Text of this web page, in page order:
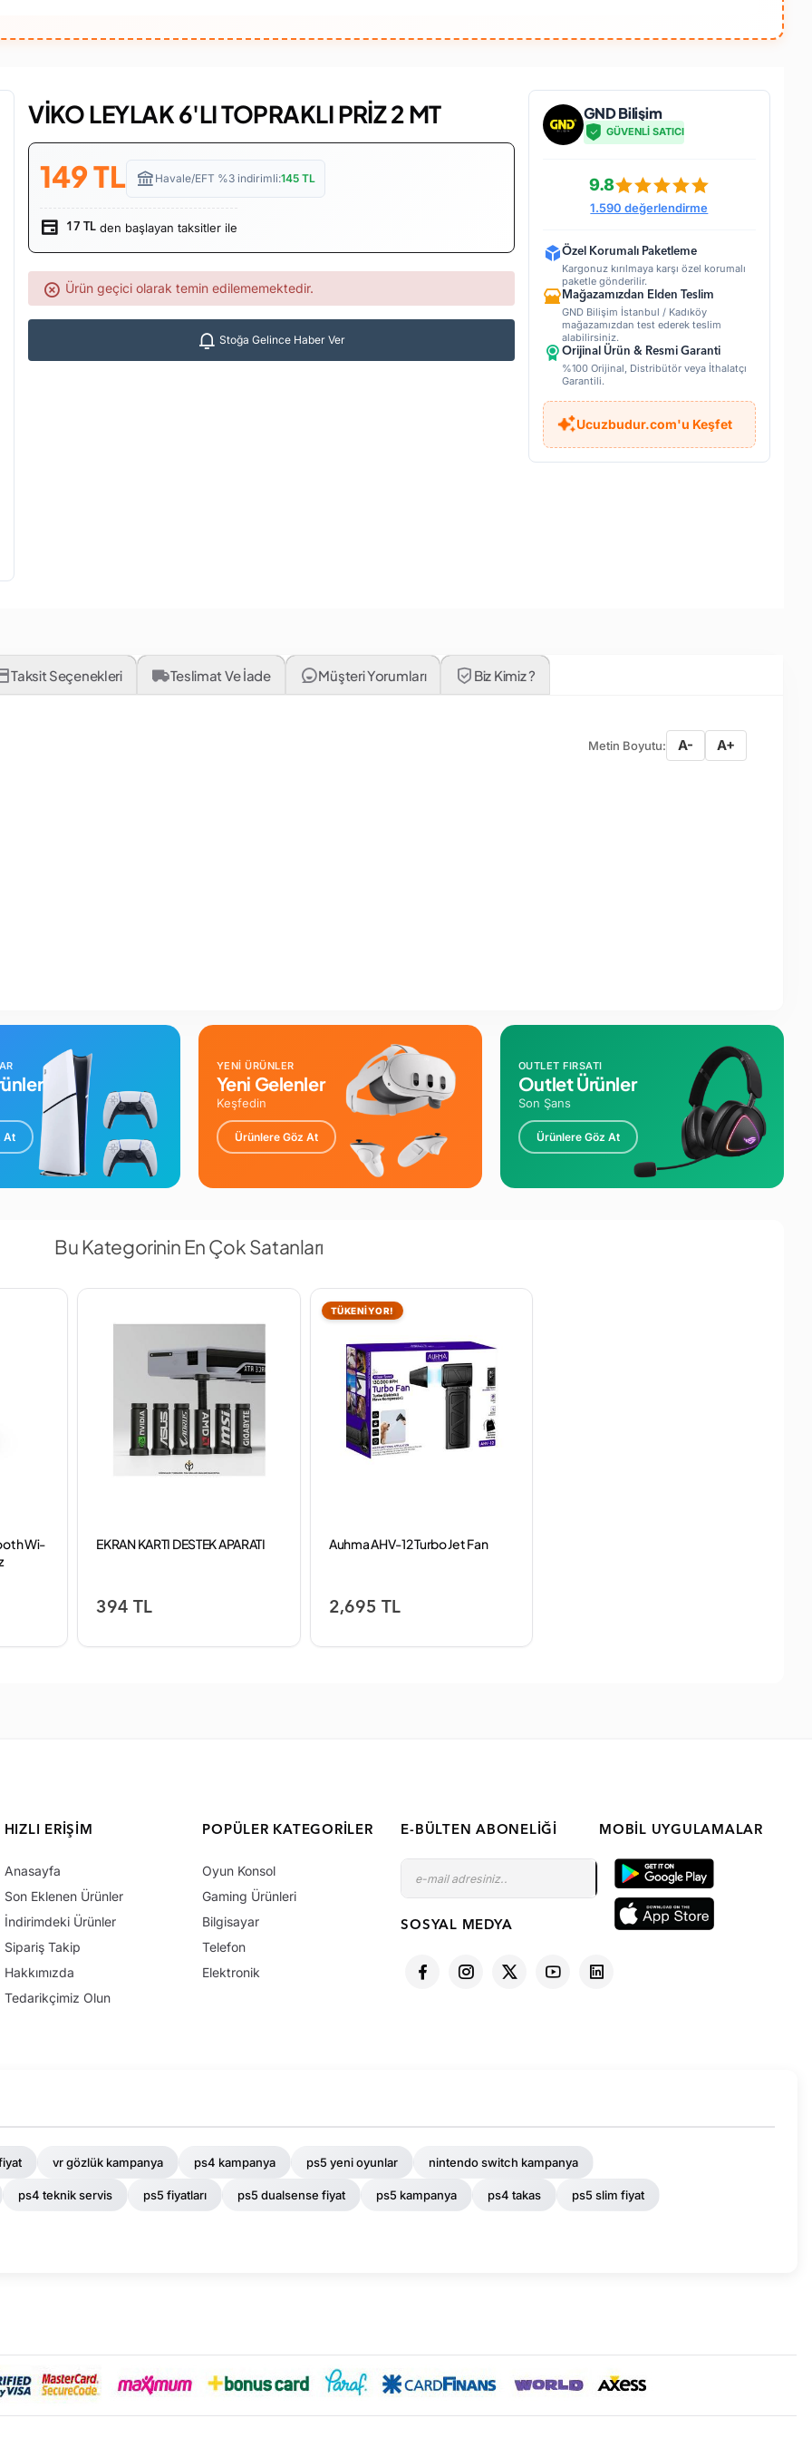
VİKO LEYLAK 6'LI TOPRAKLI PRİZ 2 MT
149TL Havale/EFT %3 indirimli:145 TL
17 TL den başlayan taksitler ile
Ürün geçici olarak temin edilememektedir.
Stoğa Gelince Haber Ver
GND Bilişim
GÜVENLİ SATICI
9.8
1.590 değerlendirme
Özel Korumalı Paketleme
Kargonuz kırılmaya karşı özel korumalı
paketle gönderilir.
Mağazamızdan Elden Teslim
GND Bilişim İstanbul / Kadıköy
mağazamızdan test ederek teslim
alabilirsiniz.
Orijinal Ürün & Resmi Garanti
%100 Orijinal, Distribütör veya İthalatçı
Garantili.
Ucuzbudur.com'u Keşfet
Taksit Seçenekleri Teslimat Ve İade Müşteri Yorumları Biz Kimiz ?
Metin Boyutu: A- A+
At
YENİ ÜRÜNLER
Yeni Gelenler
Keşfedin
Ürünlere Göz At
OUTLET FIRSATI
Outlet Ürünler
Son Şans
Ürünlere Göz At
Bu Kategorinin En Çok Satanları
Wi-
EKRAN KARTI DESTEK APARATI
394 TL
TÜKENİYOR!
Auhma AHV-12 Turbo Jet Fan
2,695 TL
HIZLI ERIŞIM
Anasayfa
Son Eklenen Ürünler
İndirimdeki Ürünler
Sipariş Takip
Hakkımızda
Tedarikçimiz Olun
POPÜLER KATEGORILER
Oyun Konsol
Gaming Ürünleri
Bilgisayar
Telefon
Elektronik
E-BÜLTEN ABONELIĞI
SOSYAL MEDYA
MOBIL UYGULAMALAR
vr gözlük kampanya ps4 kampanya ps5 yeni oyunlar nintendo switch kampanya
ps4 teknik servis ps5 fiyatları ps5 dualsense fiyat ps5 kampanya ps4 takas ps5 slim fiyat